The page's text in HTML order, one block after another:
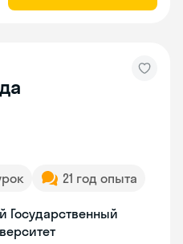
21 год опыта
Государственный